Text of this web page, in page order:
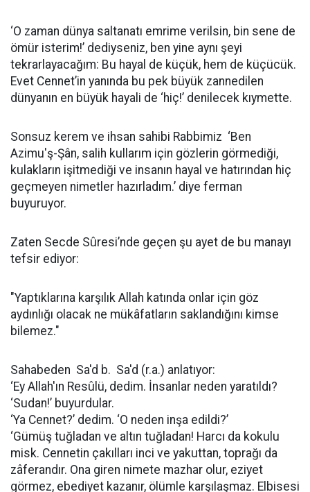
‘O zaman dünya saltanatı emrime verilsin, bin sene de
ömür isterim!’ dediyseniz, ben yine aynı şeyi
tekrarlayacağım: Bu hayal de küçük, hem de küçücük.
Evet Cennet’in yanında bu pek büyük zannedilen
dünyanın en büyük hayali de ‘hiç!’ denilecek kıymette.
Sonsuz kerem ve ihsan sahibi Rabbimiz ‘Ben
Azimu'ş-Şân, salih kullarım için gözlerin görmediği,
kulakların işitmediği ve insanın hayal ve hatırından hiç
geçmeyen nimetler hazırladım.’ diye ferman
buyuruyor.
Zaten Secde Sûresi’nde geçen şu ayet de bu manayı
tefsir ediyor:
"Yaptıklarına karşılık Allah katında onlar için göz
aydınlığı olacak ne mükâfatların saklandığını kimse
bilemez."
Sahabeden Sa'd b. Sa'd (r.a.) anlatıyor:
‘Ey Allah'ın Resûlü, dedim. İnsanlar neden yaratıldı?
‘Sudan!’ buyurdular.
‘Ya Cennet?’ dedim. ‘O neden inşa edildi?’
‘Gümüş tuğladan ve altın tuğladan! Harcı da kokulu
misk. Cennetin çakılları inci ve yakuttan, toprağı da
zâferandır. Ona giren nimete mazhar olur, eziyet
görmez, ebediyet kazanır, ölümle karşılaşmaz. Elbisesi